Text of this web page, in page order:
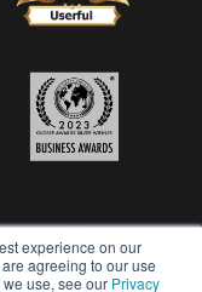
experience on our
agreeing to our use
use, see our Privacy